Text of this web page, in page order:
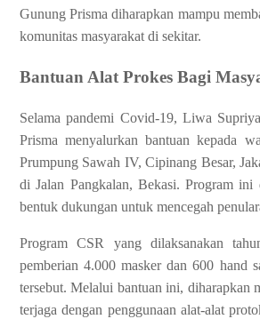
Gunung Prisma diharapkan mampu
komunitas masyarakat di sekitar.
Bantuan Alat Prokes Bagi
Selama pandemi Covid-19, Liwa
Prisma menyalurkan bantuan kepada
Prumpung Sawah IV, Cipinang Besar,
di Jalan Pangkalan, Bekasi. Program ini
bentuk dukungan untuk mencegah
Program CSR yang dilaksanakan
pemberian 4.000 masker dan 600 hand
tersebut. Melalui bantuan ini, diharapkan
terjaga dengan penggunaan alat-alat